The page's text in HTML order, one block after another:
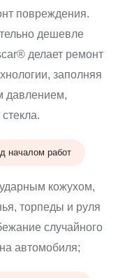
повреждения.
дешевле
делает ремонт
заполняя
давлением,
началом работ
кожухом,
торпеды и руля
случайного
автомобиля;